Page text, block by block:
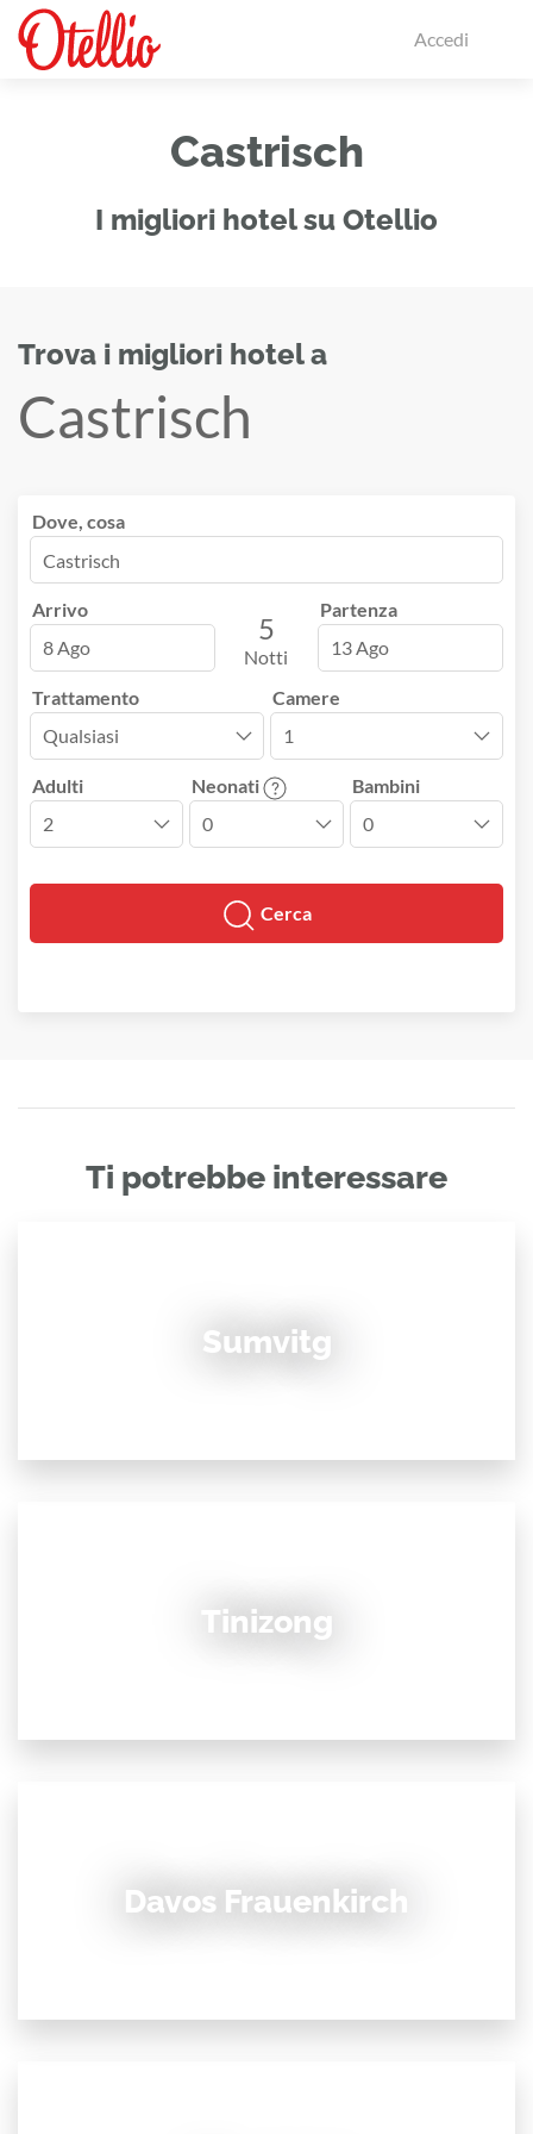
Accedi
Castrisch
I migliori hotel su Otellio
Trova i migliori hotel a
Castrisch
Dove, cosa
Arrivo
8 Ago
5
Notti
Partenza
13 Ago
Trattamento Camere
Adulti Neonati Bambini
Cerca
Ti potrebbe interessare
Sumvitg
Tinizong
Davos Frauenkirch